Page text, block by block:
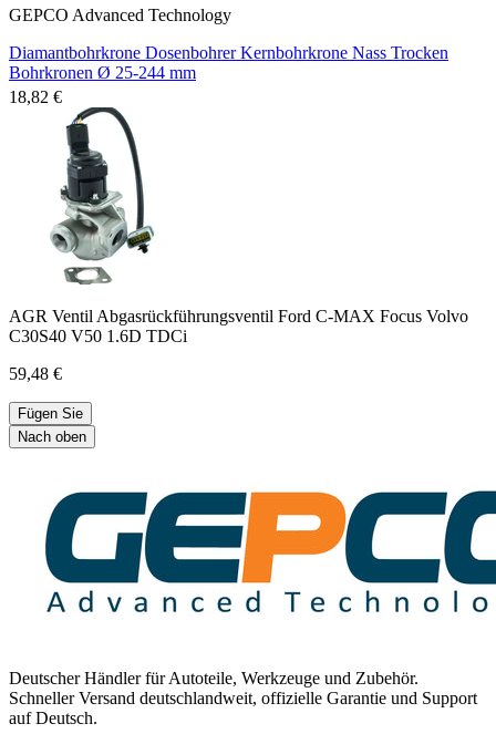
GEPCO Advanced Technology
Diamantbohrkrone Dosenbohrer Kernbohrkrone Nass Trocken
Bohrkronen Ø 25-244 mm
18,82 €
AGR Ventil Abgasrückführungsventil Ford C-MAX Focus Volvo
C30S40 V50 1.6D TDCi
59,48 €
Fügen Sie
Nach oben
Deutscher Händler für Autoteile, Werkzeuge und Zubehör.
Schneller Versand deutschlandweit, offizielle Garantie und Support
auf Deutsch.